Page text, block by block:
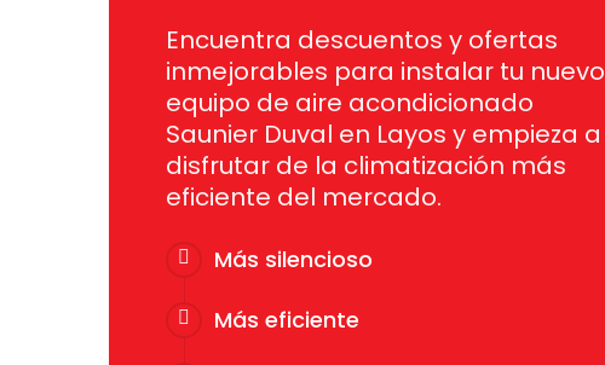
Encuentra descuentos y ofertas
inmejorables para instalar tu nuevo
equipo de aire acondicionado
Saunier Duval en Layos y empieza a
disfrutar de la climatización más
eficiente del mercado.
Más silencioso
Más eficiente